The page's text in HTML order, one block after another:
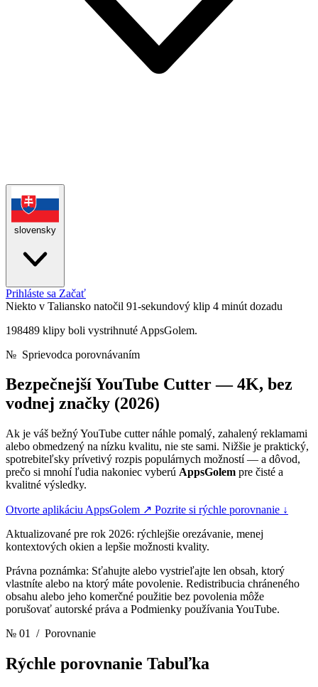
slovensky
Prihláste sa Začať
Niekto v Taliansko natočil 91-sekundový klip 4 minút dozadu
198489 klipy boli vystrihnuté AppsGolem.
№ Sprievodca porovnávaním
Bezpečnejší YouTube Cutter —4K, bez
vodnej značky (2026)
Ak je váš bežný YouTube cutter náhle pomalý, zahalený reklamami
alebo obmedzený na nízku kvalitu, nie ste sami. Nižšie je praktický,
spotrebiteľsky prívetivý rozpis populárnych možností — a dôvod,
prečo si mnohí ľudia nakoniec vyberú AppsGolem pre čisté a
kvalitné výsledky.
Otvorte aplikáciu AppsGolem ↗ Pozrite si rýchle porovnanie ↓
Aktualizované pre rok 2026: rýchlejšie orezávanie, menej
kontextových okien a lepšie možnosti kvality.
Právna poznámka: Sťahujte alebo vystrieľajte len obsah, ktorý
vlastníte alebo na ktorý máte povolenie. Redistribucia chráneného
obsahu alebo jeho komerčné použitie bez povolenia môže
porušovať autorské práva a Podmienky používania YouTube.
№ 01
/ Porovnanie
Rýchle porovnanie Tabuľka